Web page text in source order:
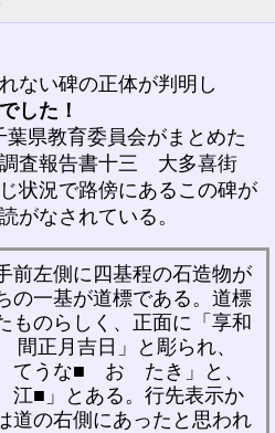
ない碑の正体が判明し
した！
県教育委員会がまとめた
調査報告書十三 大多喜街
状況で路傍にあるこの碑が
がなされている。
前左側に四基程の石造物が
の一基が道標である。道標
ものらしく、正面に「享和
正月吉日」と彫られ、
うな■ おゝたき」と、
■」とある。行先表示か
道の右側にあったと思われ